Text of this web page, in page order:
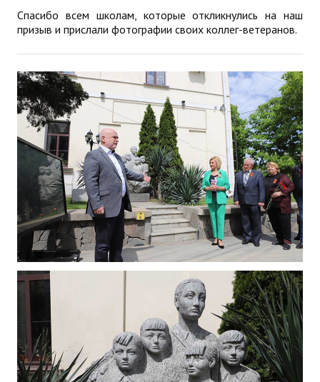
Спасибо всем школам, которые откликнулись на наш
призыв и прислали фотографии своих коллег-ветеранов.